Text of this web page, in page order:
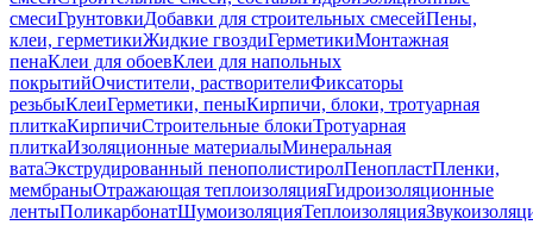
смесиГрунтовкиДобавки для строительных смесейПены,
клеи, герметикиЖидкие гвоздиГерметикиМонтажная
пенаКлеи для обоевКлеи для напольных
покрытийОчистители, растворителиФиксаторы
резьбыКлеиГерметики, пеныКирпичи, блоки, тротуарная
плиткаКирпичиСтроительные блокиТротуарная
плиткаИзоляционные материалыМинеральная
ватаЭкструдированный пенополистиролПенопластПленки,
мембраныОтражающая теплоизоляцияГидроизоляционные
лентыПоликарбонатШумоизоляцияТеплоизоляция